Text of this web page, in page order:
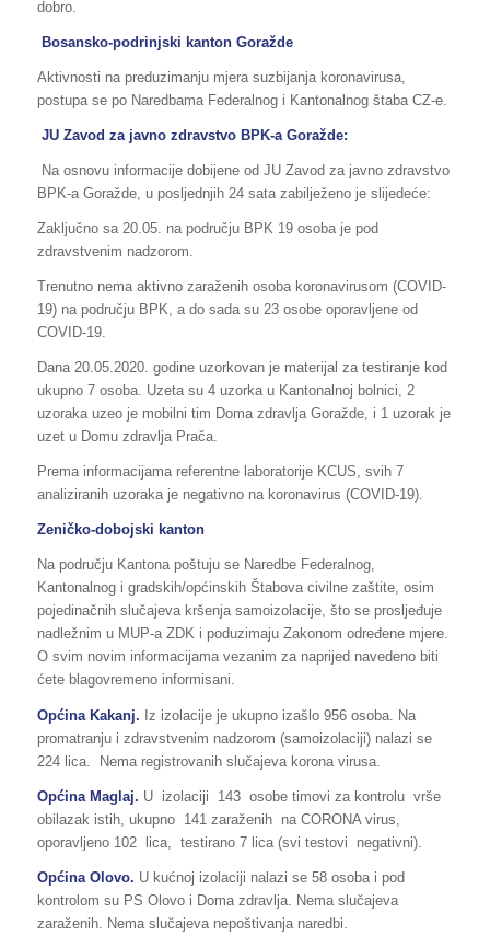
dobro.
Bosansko-podrinjski kanton Goražde
Aktivnosti na preduzimanju mjera suzbijanja koronavirusa,
postupa se po Naredbama Federalnog i Kantonalnog štaba CZ-e.
JU Zavod za javno zdravstvo BPK-a Goražde:
Na osnovu informacije dobijene od JU Zavod za javno zdravstvo
BPK-a Goražde, u posljednjih 24 sata zabilježeno je slijedeće:
Zaključno sa 20.05. na području BPK 19 osoba je pod
zdravstvenim nadzorom.
Trenutno nema aktivno zaraženih osoba koronavirusom (COVID-
19) na području BPK, a do sada su 23 osobe oporavljene od
COVID-19.
Dana 20.05.2020. godine uzorkovan je materijal za testiranje kod
ukupno 7 osoba. Uzeta su 4 uzorka u Kantonalnoj bolnici, 2
uzoraka uzeo je mobilni tim Doma zdravlja Goražde, i 1 uzorak je
uzet u Domu zdravlja Prača.
Prema informacijama referentne laboratorije KCUS, svih 7
analiziranih uzoraka je negativno na koronavirus (COVID-19).
Zeničko-dobojski kanton
Na području Kantona poštuju se Naredbe Federalnog,
Kantonalnog i gradskih/općinskih Štabova civilne zaštite, osim
pojedinačnih slučajeva kršenja samoizolacije, što se prosljeđuje
nadležnim u MUP-a ZDK i poduzimaju Zakonom određene mjere.
O svim novim informacijama vezanim za naprijed navedeno biti
ćete blagovremeno informisani.
Općina Kakanj. Iz izolacije je ukupno izašlo 956 osoba. Na
promatranju i zdravstvenim nadzorom (samoizolaciji) nalazi se
224 lica. Nema registrovanih slučajeva korona virusa.
Općina Maglaj. U izolaciji 143 osobe timovi za kontrolu vrše
obilazak istih, ukupno 141 zaraženih na CORONA virus,
oporavljeno 102 lica, testirano 7 lica (svi testovi negativni).
Općina Olovo. U kućnoj izolaciji nalazi se 58 osoba i pod
kontrolom su PS Olovo i Doma zdravlja. Nema slučajeva
zaraženih. Nema slučajeva nepoštivanja naredbi.